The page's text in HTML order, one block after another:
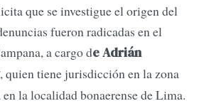
que se investigue el origen del
fueron radicadas en el
a cargo de Adrián
, quien tiene jurisdicción en la zona
la localidad bonaerense de Lima.